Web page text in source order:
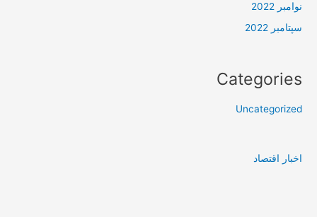
نوامبر 2022
سپتامبر 2022
Categories
Uncategorized
اخبار اقتصاد